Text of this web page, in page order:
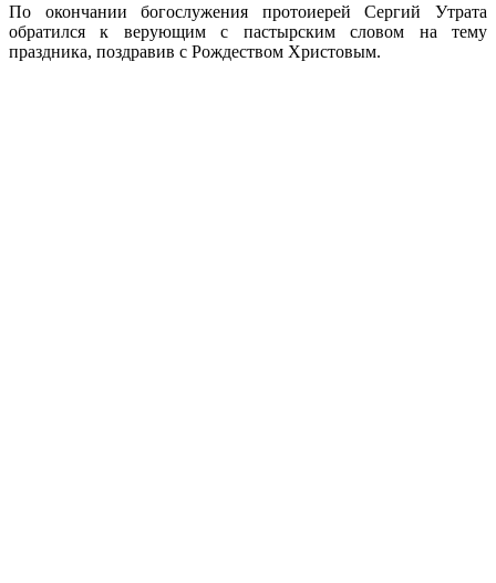
По окончании богослужения протоиерей Сергий Утрата
обратился к верующим с пастырским словом на тему
праздника, поздравив с Рождеством Христовым.